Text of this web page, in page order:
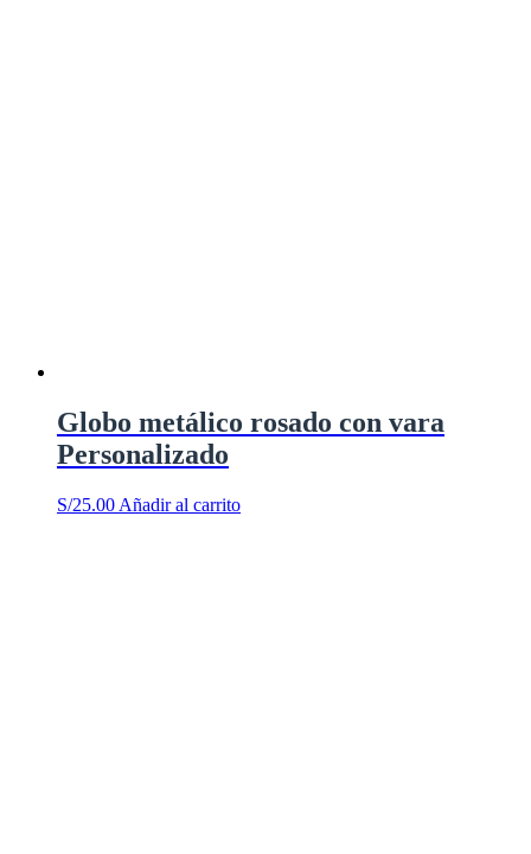
Globo metálico rosado con vara
Personalizado
S/25.00 Añadir al carrito